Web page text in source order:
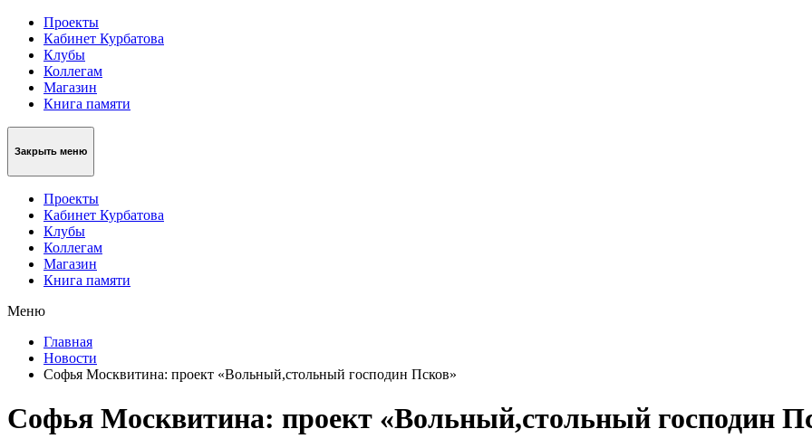
Проекты
Кабинет Курбатова
Клубы
Коллегам
Магазин
Книга памяти
Закрыть меню
Проекты
Кабинет Курбатова
Клубы
Коллегам
Магазин
Книга памяти
Меню
Главная
Новости
Софья Москвитина: проект «Вольный,стольный господин Псков»
Софья Москвитина: проект «Вольный,стольный господин